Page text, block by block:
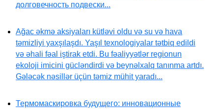
долговечность подвески...
Ağac əkmə aksiyaları kütləvi oldu və su və hava
təmizliyi yaxşılaşdı. Yaşıl texnologiyalar tətbiq edildi
və əhali fəal iştirak etdi. Bu fəaliyyətlər regionun
ekoloji imicini gücləndirdi və beynəlxalq tanınma artdı.
Gələcək nəsillər üçün təmiz mühit yaradı...
Термомаскировка будущего: инновационные